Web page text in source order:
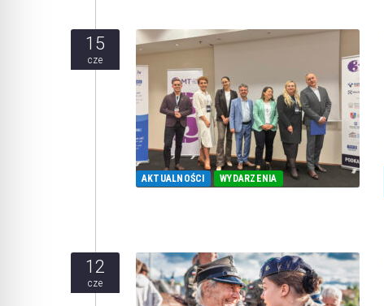
15
cze
AKTUALNOŚCI WYDARZENIA
12
cze